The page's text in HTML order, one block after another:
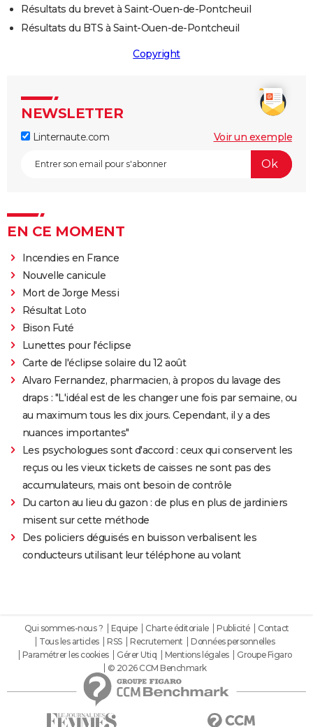
Résultats du brevet à Saint-Ouen-de-Pontcheuil
Résultats du BTS à Saint-Ouen-de-Pontcheuil
Copyright
NEWSLETTER
Linternaute.com Voir un exemple
EN CE MOMENT
Incendies en France
Nouvelle canicule
Mort de Jorge Messi
Résultat Loto
Bison Futé
Lunettes pour l'éclipse
Carte de l'éclipse solaire du 12 août
Alvaro Fernandez, pharmacien, à propos du lavage des
draps : "L'idéal est de les changer une fois par semaine, ou
au maximum tous les dix jours. Cependant, il y a des
nuances importantes"
Les psychologues sont d'accord : ceux qui conservent les
reçus ou les vieux tickets de caisses ne sont pas des
accumulateurs, mais ont besoin de contrôle
Du carton au lieu du gazon : de plus en plus de jardiniers
misent sur cette méthode
Des policiers déguisés en buisson verbalisent les
conducteurs utilisant leur téléphone au volant
Qui sommes-nous ? Equipe Charte éditoriale Publicité
Contact
Tous les articles
RSS Recrutement
Données personnelles
Paramétrer les cookies
Gérer Utiq Mentions légales
Groupe Figaro
© 2026 CCM Benchmark